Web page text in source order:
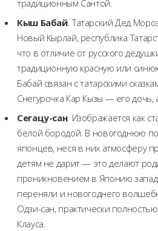
традиционным Сантой.
Кыш Бабай. Татарский Дед
Новый Кырлай, республика
что в отличие от русского
традиционную красную или
Бабай связан с татарскими
Снегурочка Кар Кызы — его дочь,
Сегацу-сан. Изображается как
белой бородой. В новогоднюю
японцев, неся в них атмосферу
детям не дарит — это делают
проникновением в Японию
переняли и новогоднего
Одзи-сан, практически
Клауса.